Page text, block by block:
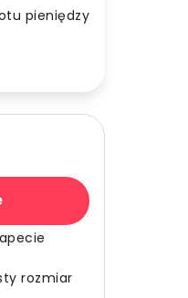
pieniędzy
rozmiar